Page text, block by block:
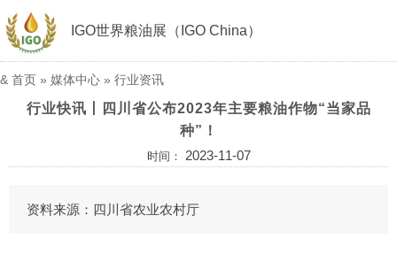
IGO世界粮油展（IGO China）
& 首页 » 媒体中心 » 行业资讯
行业快讯丨四川省公布2023年主要粮油作物“当家品
种”！
时间： 2023-11-07
资料来源：四川省农业农村厅